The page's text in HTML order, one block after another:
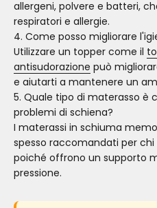
allergeni, polvere e batteri,
respiratori e allergie.
4. Come posso migliorare
Utilizzare un topper come il
antisudorazione può
e aiutarti a mantenere un
5. Quale tipo di materasso è
problemi di schiena?
I materassi in schiuma
spesso raccomandati per
poiché offrono un supporto
pressione.